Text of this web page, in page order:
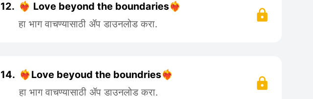
12. ❤️‍🔥 Love beyond the boundaries❤️‍🔥
हा भाग वाचण्यासाठी ॲप डाउनलोड करा.
14. ❤️‍🔥Love beyoud the boundries❤️‍🔥
हा भाग वाचण्यासाठी ॲप डाउनलोड करा.